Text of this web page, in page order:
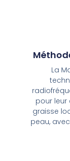
La
pour leur
graisse
peau,